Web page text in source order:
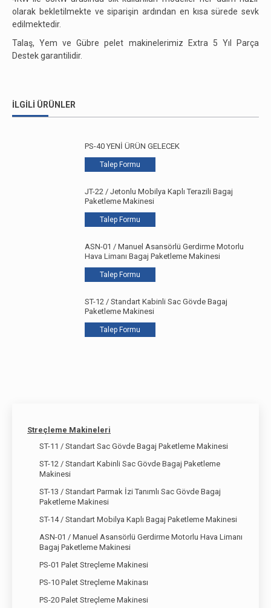
olarak bekletilmekte ve siparişin ardından en kısa sürede sevk
edilmektedir.
Talaş, Yem ve Gübre pelet makinelerimiz Extra 5 Yıl Parça
Destek garantilidir.
İLGILI ÜRÜNLER
PS-40 YENİ ÜRÜN GELECEK
Talep Formu
JT-22 / Jetonlu Mobilya Kaplı Terazili Bagaj
Paketleme Makinesi
Talep Formu
ASN-01 / Manuel Asansörlü Gerdirme Motorlu
Hava Limanı Bagaj Paketleme Makinesi
Talep Formu
ST-12 / Standart Kabinli Sac Gövde Bagaj
Paketleme Makinesi
Talep Formu
Streçleme Makineleri
ST-11 / Standart Sac Gövde Bagaj Paketleme Makinesi
ST-12 / Standart Kabinli Sac Gövde Bagaj Paketleme
Makinesi
ST-13 / Standart Parmak İzi Tanımlı Sac Gövde Bagaj
Paketleme Makinesi
ST-14 / Standart Mobilya Kaplı Bagaj Paketleme Makinesi
ASN-01 / Manuel Asansörlü Gerdirme Motorlu Hava Limanı
Bagaj Paketleme Makinesi
PS-01 Palet Streçleme Makinesi
PS-10 Palet Streçleme Makinası
PS-20 Palet Streçleme Makinesi